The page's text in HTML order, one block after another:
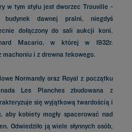
w tym stylu jest dworzec Trouville -
dawnej pralni, niegdyś
dołączony do sali aukcji koni.
Macario, w której w 1932r.
machoniu i z drewna tekowego.
Normandy oraz Royal z początku
Les Planches zbudowana z
się wyjątkową twardością i
aby kobiety mogły spacerować nad
Odwiedziło ją wiele słynnych osób,